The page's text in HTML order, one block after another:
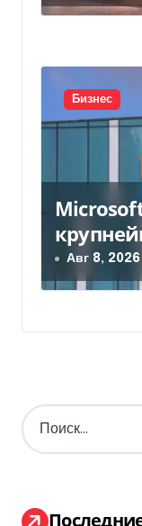
Бизнес
Индии
Авг 8, 2026
Н
а
: